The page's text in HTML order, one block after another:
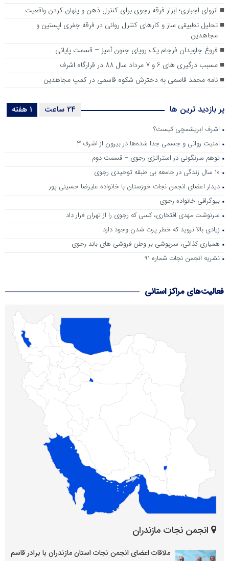
پیام مشترک کفایت و زهرا قلیزاده از خواهران چشم انتظار علی قلیزاده
یادداشت معصومه فرحناک از خانواده‌های چشم براه گیلک
انزوای اجباری؛ ابزار فرقه رجوی برای کنترل ذهن و پنهان کردن واقعیت
تحلیل تطبیقی ساز و کارهای کنترل روانی در فرقه جفری اپستین و
مجاهدین
فروغ جاویدان فرجام یک رویای جنون آمیز – قسمت پایانی
مسبب درگیری های 6 و 7 مرداد سال 88 در قرارگاه اشرف
نامه محمد قاسمی به دخترش شکوه قاسمی در کمپ مجاهدین
پر بازدید ترین ها 1 هفته 24 ساعت
اشرف ابریشمچی کیست؟
امنیت روانی و جسمی جدا شده‌ها در بیرون از اشرف 3
توهم سرنگونی در استراتژی رجوی – قسمت دوم
10 سال زندگی در جامعه بی طبقه توحیدی رجوی
دیدار اعضای انجمن نجات خوزستان با خانواده علیرضا حسینی پور
بیوگرافی خانواده رجوی
سرنوشت مهدی افتخاری، کسی که رجوی را از تهران فرار داد
زیادی بالا نروید که خطر پرت شدن وجود دارد
همیاری کذائی، سرپوشی بر وطن فروشی های باند رجوی
نشریه انجمن نجات شماره 91
فعالیت‌های مراکز استانی
انجمن نجات مازندران
ملاقات اعضای انجمن نجات استان مازندران با برادر قاسم